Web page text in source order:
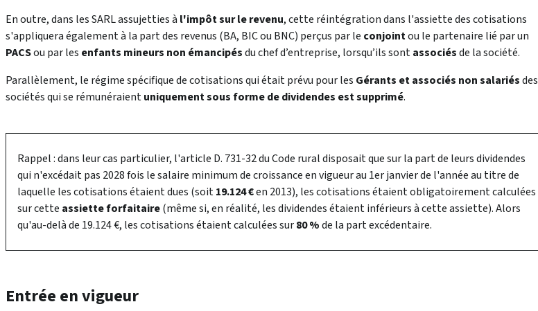
En outre, dans les SARL assujetties à l'impôt sur le revenu, cette réintégration dans l'assiette des cotisations
s'appliquera également à la part des revenus (BA, BIC ou BNC) perçus par le conjointou le partenaire lié par un
PACSou par les enfants mineurs non émancipésdu chef d’entreprise, lorsqu’ils sontassociésde la société.
Parallèlement, le régime spécifique de cotisations qui était prévu pour les Gérants et associés non salariésdes
sociétés qui se rémunéraientuniquement sous forme de dividendes est supprimé.
Rappel : dans leur cas particulier, l'article D. 731-32 du Code rural disposait que sur la part de leurs dividendes
qui n'excédait pas 2028 fois le salaire minimum de croissance en vigueur au 1er janvier de l'année au titre de
laquelle les cotisations étaient dues (soit19.124 €en 2013), les cotisations étaient obligatoirement calculées
sur cette assiette forfaitaire(même si, en réalité, les dividendes étaient inférieurs à cette assiette). Alors
qu'au-delà de 19.124 €, les cotisations étaient calculées sur80 %de la part excédentaire.
Entrée en vigueur